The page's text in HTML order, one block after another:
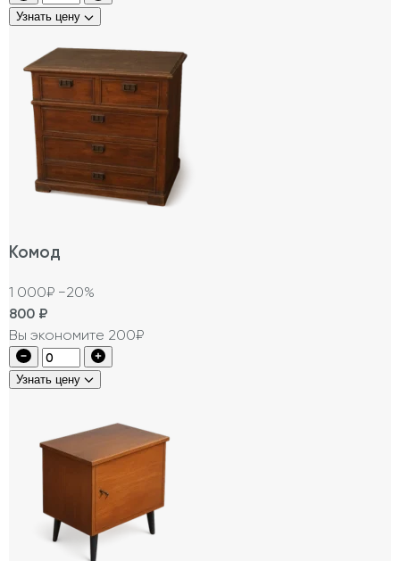
Узнать цену
Комод
1 000₽ −20%
800 ₽
Вы экономите 200₽
Узнать цену